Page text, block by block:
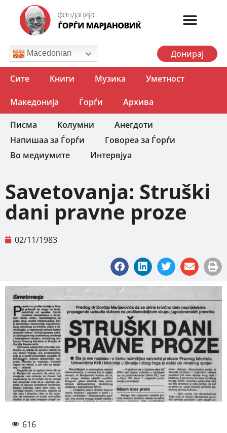
Macedonian Донирај
Сите Книги Музика Уметност
Македонија Ѓорѓи Архива
Писма Колумни
Анегдоти
Напишаа за Ѓорѓи
Говореа за Ѓорѓи
Во медиумите
Интервјуа
Savetovanja: Struški
dani pravne proze
02/11/1983
616